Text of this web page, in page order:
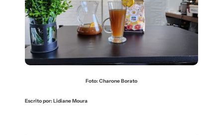
Foto: Charone Borato
Escrito por: Lidiane Moura